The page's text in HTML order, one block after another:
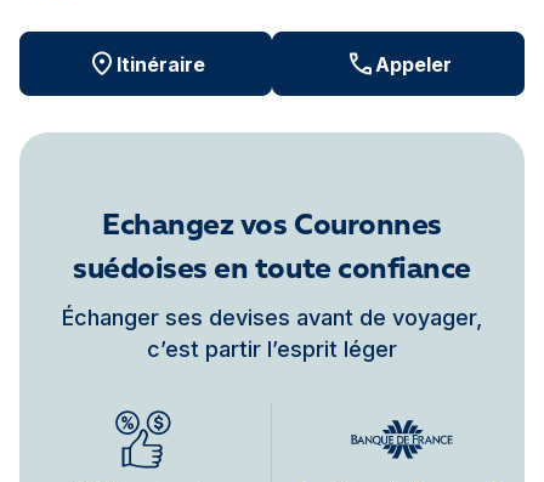
Itinéraire Appeler
Echangez vos Couronnes
suédoises en toute confiance
Échanger ses devises avant de voyager,
c’est partir l’esprit léger